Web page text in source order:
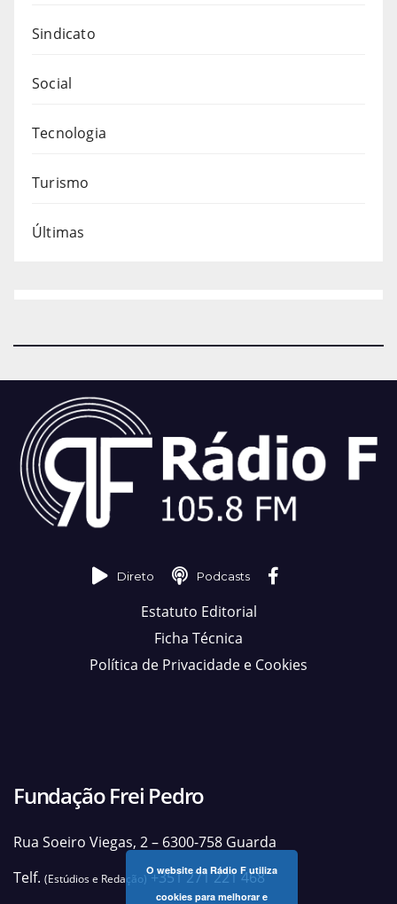
Sindicato
Social
Tecnologia
Turismo
Últimas
Direto Podcasts
Estatuto Editorial
Ficha Técnica
Política de Privacidade e Cookies
Fundação Frei Pedro
Rua Soeiro Viegas, 2 – 6300-758 Guarda
Telf. (Estúdios e Redação)+351 271 221 468
O website da Rádio F utiliza
cookies para melhorar e